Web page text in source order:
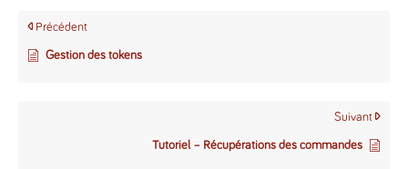
Précédent
Gestion des tokens
Suivant
Tutoriel – Récupérations des commandes